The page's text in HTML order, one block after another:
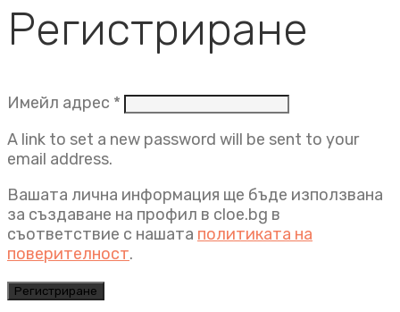
Регистриране
Имейл адрес * Задължително
A link to set a new password will be sent to your
email address.
Вашата лична информация ще бъде използвана
за създаване на профил в cloe.bg в
съответствие с нашата политиката на
поверителност.
Регистриране